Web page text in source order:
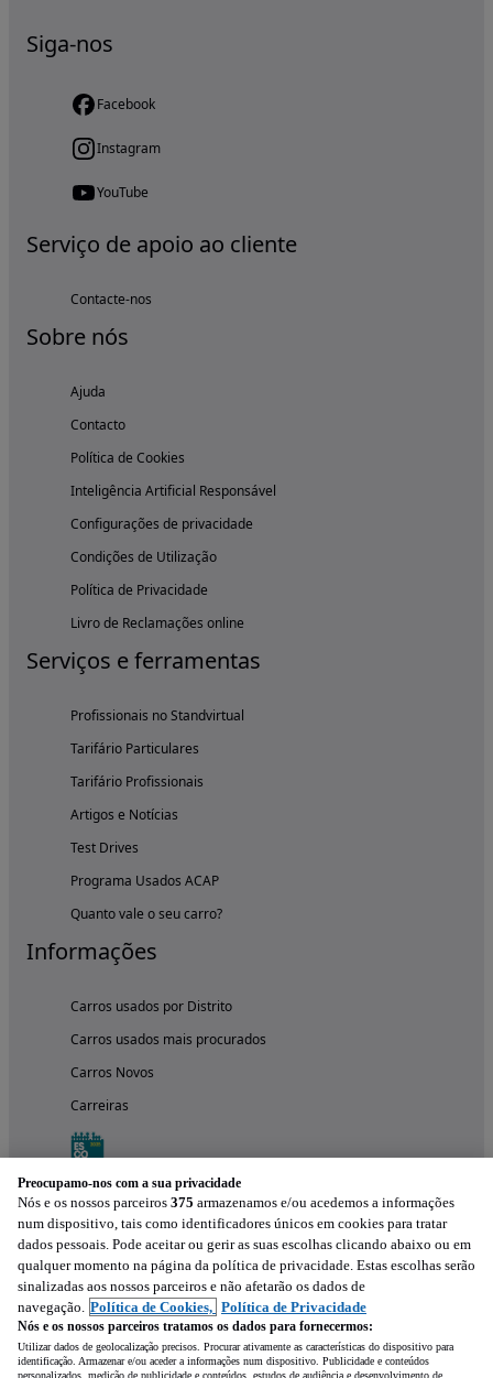
Siga-nos
Facebook
Instagram
YouTube
Serviço de apoio ao cliente
Contacte-nos
Sobre nós
Ajuda
Contacto
Política de Cookies
Inteligência Artificial Responsável
Configurações de privacidade
Condições de Utilização
Política de Privacidade
Livro de Reclamações online
Serviços e ferramentas
Profissionais no Standvirtual
Tarifário Particulares
Tarifário Profissionais
Artigos e Notícias
Test Drives
Programa Usados ACAP
Quanto vale o seu carro?
Informações
Carros usados por Distrito
Carros usados mais procurados
Carros Novos
Carreiras
Experimenta a aplicação
Preocupamo-nos com a sua privacidade
Nós e os nossos parceiros 375 armazenamos e/ou acedemos a informações
num dispositivo, tais como identificadores únicos em cookies para tratar
dados pessoais. Pode aceitar ou gerir as suas escolhas clicando abaixo ou em
qualquer momento na página da política de privacidade. Estas escolhas serão
sinalizadas aos nossos parceiros e não afetarão os dados de
navegação. Política de Cookies, Política de Privacidade
Nós e os nossos parceiros tratamos os dados para fornecermos:
Utilizar dados de geolocalização precisos. Procurar ativamente as características do dispositivo para
identificação. Armazenar e/ou aceder a informações num dispositivo. Publicidade e conteúdos
personalizados, medição de publicidade e conteúdos, estudos de audiência e desenvolvimento de